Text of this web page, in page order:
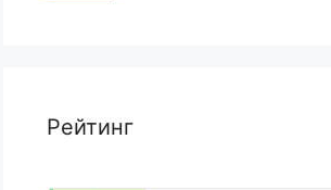
Рейтинг